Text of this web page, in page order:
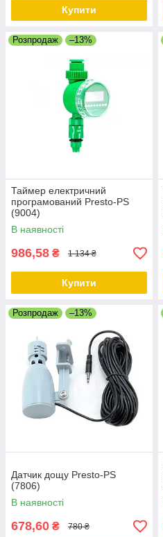
Купити
Розпродаж –13%
Таймер електричний
програмований Presto-PS
(9004)
В наявності
986,58 ₴ 1 134 ₴
Купити
Розпродаж –13%
Датчик дощу Presto-PS
(7806)
В наявності
678,60 ₴ 780 ₴